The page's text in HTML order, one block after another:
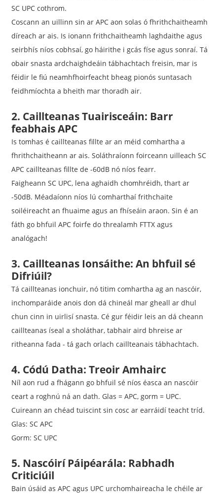
SC UPC cothrom.
Coscann an uillinn sin ar APC aon solas ó fhrithchaitheamh
díreach ar ais. Is ionann frithchaitheamh laghdaithe agus
seirbhís níos cobhsaí, go háirithe i gcás físe agus sonraí. Tá
obair snasta ardchaighdeáin tábhachtach freisin, mar is
féidir le fiú neamhfhoirfeacht bheag pionós suntasach
feidhmíochta a bheith mar thoradh air.
2. Caillteanas Tuairisceáin: Barr
feabhais APC
Is tomhas é caillteanas fillte ar an méid comhartha a
fhrithchaitheann ar ais. Soláthraíonn foirceann uilleach SC
APC caillteanas fillte de -60dB nó níos fearr.
Faigheann SC UPC, lena aghaidh chomhréidh, thart ar
-50dB. Méadaíonn níos lú comharthaí frithchaite
soiléireacht an fhuaime agus an fhíseáin araon. Sin é an
fáth go bhfuil APC foirfe do threalamh FTTX agus
analógach!
3. Caillteanas Ionsáithe: An bhfuil sé
Difriúil?
Tá caillteanas ionchuir, nó titim comhartha ag an nascóir,
inchomparáide anois don dá chineál mar gheall ar dhul
chun cinn in uirlisí snasta. Cé gur féidir leis an dá cheann
caillteanas íseal a sholáthar, tabhair aird bhreise ar
ritheanna fada - tá gach orlach caillteanais tábhachtach.
4. Códú Datha: Treoir Amhairc
Níl aon rud a fhágann go bhfuil sé níos éasca an nascóir
ceart a roghnú ná an dath. Glas = APC, gorm = UPC.
Cuireann an chéad tuiscint sin cosc ​​ar earráidí teacht tríd.
Glas: SC APC
Gorm: SC UPC
5. Nascóirí Páipéarála: Rabhadh
Criticiúil
Bain úsáid as APC agus UPC urchomhaireacha le chéile ar